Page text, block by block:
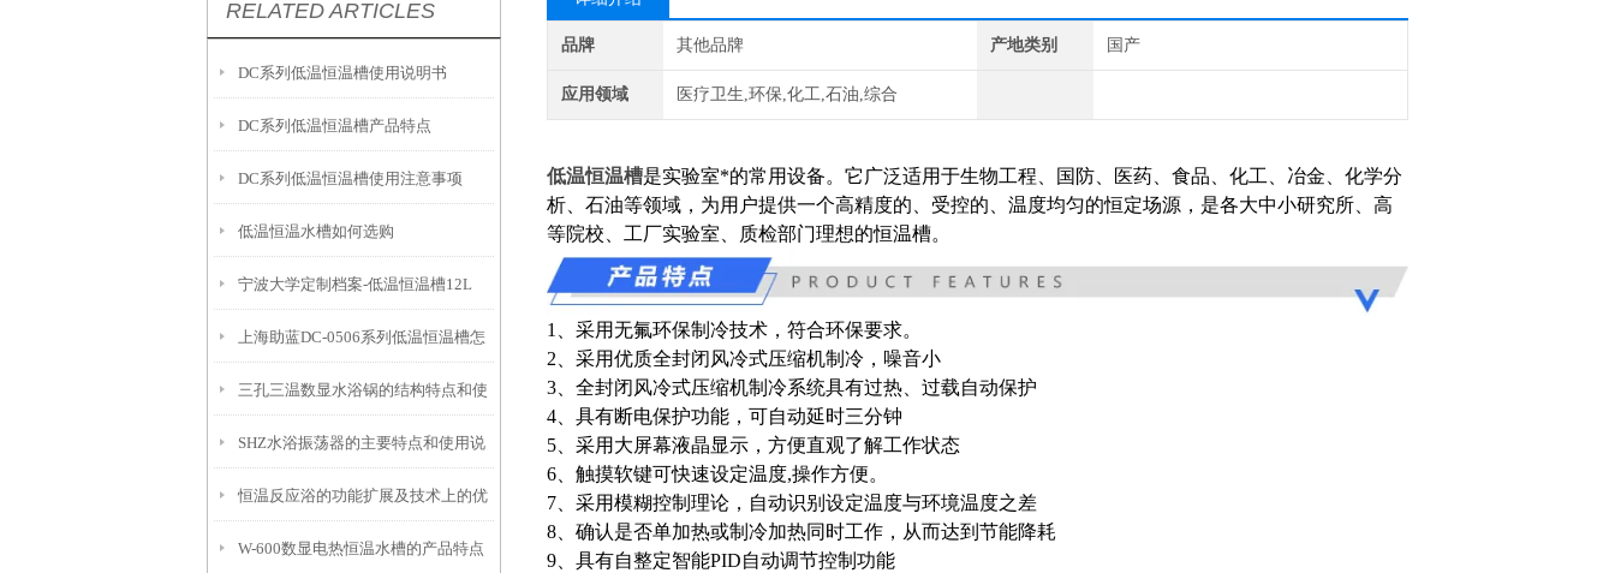
RELATED ARTICLES
DC系列低温恒温槽使用说明书
DC系列低温恒温槽产品特点
DC系列低温恒温槽使用注意事项
低温恒温水槽如何选购
宁波大学定制档案-低温恒温槽12L
上海助蓝DC-0506系列低温恒温槽怎
么使用
三孔三温数显水浴锅的结构特点和使
用步骤
SHZ水浴振荡器的主要特点和使用说
明
恒温反应浴的功能扩展及技术上的优
势
W-600数显电热恒温水槽的产品特点
品牌 其他品牌 产地类别 国产
应用领域 医疗卫生,环保,化工,石油,综合
低温恒温槽是实验室*的常用设备。它广泛适用于生物工程、国防、医药、食品、化工、冶金、化学分
析、石油等领域，为用户提供一个高精度的、受控的、温度均匀的恒定场源，是各大中小研究所、高
等院校、工厂实验室、质检部门理想的恒温槽。
1、采用无氟环保制冷技术，符合环保要求。
2、采用优质全封闭风冷式压缩机制冷，噪音小
3、全封闭风冷式压缩机制冷系统具有过热、过载自动保护
4、具有断电保护功能，可自动延时三分钟
5、采用大屏幕液晶显示，方便直观了解工作状态
6、触摸软键可快速设定温度,操作方便。
7、采用模糊控制理论，自动识别设定温度与环境温度之差
8、确认是否单加热或制冷加热同时工作，从而达到节能降耗
9、具有自整定智能PID自动调节控制功能